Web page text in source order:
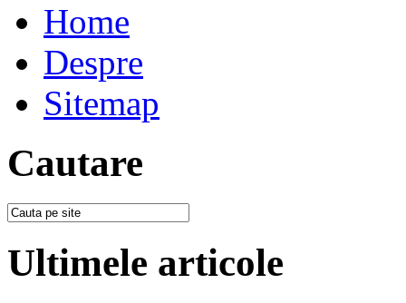
Home
Despre
Sitemap
Cautare
Ultimele articole